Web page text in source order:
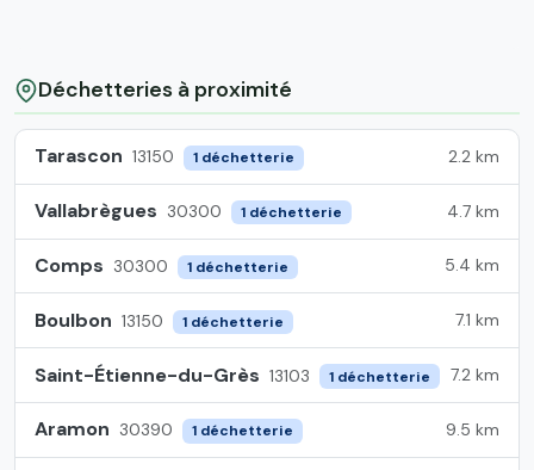
Déchetteries à proximité
Tarascon 13150 1 déchetterie 2.2 km
Vallabrègues 30300 1 déchetterie 4.7 km
Comps 30300 1 déchetterie 5.4 km
Boulbon 13150 1 déchetterie 7.1 km
Saint-Étienne-du-Grès 13103 1 déchetterie 7.2 km
Aramon 30390 1 déchetterie 9.5 km